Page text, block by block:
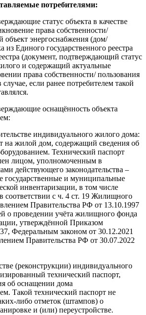
потребителями:
статус объекта в качестве
права собственности/
объект энергоснабжения (дом/
Единого государственного реестра
(документ, подтверждающий статус
и содержащий актуальные
права собственности/ пользования
если ранее потребителем такой
оснащённость объекта
индивидуального жилого дома:
на жилой дом, содержащий сведения об
Технический паспорт
лицом, уполномоченным в
действующего законодательства –
государственные и муниципальные
инвентаризации, в том числе
соответствии с ч. 4 ст. 19 Жилищного
Правительства РФ от 13.10.1997
о проведении учёта жилищного фонда
утверждённой Приказом
Федеральным законом от 30.12.2021
Правительства РФ от 30.07.2022
(реконструкции) индивидуального
технический паспорт,
об оснащении дома
Такой технический паспорт не
либо отметок (штампов) о
и (или) переустройстве.